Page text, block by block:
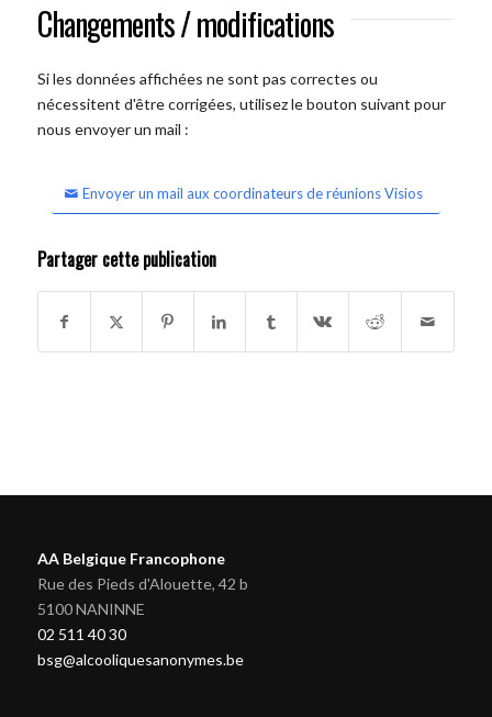
Changements / modifications
Si les données affichées ne sont pas correctes ou
nécessitent d'être corrigées, utilisez le bouton suivant pour
nous envoyer un mail :
Envoyer un mail aux coordinateurs de réunions Visios
Partager cette publication
AA Belgique Francophone
Rue des Pieds d'Alouette, 42 b
5100 NANINNE
02 511 40 30
bsg@alcooliquesanonymes.be